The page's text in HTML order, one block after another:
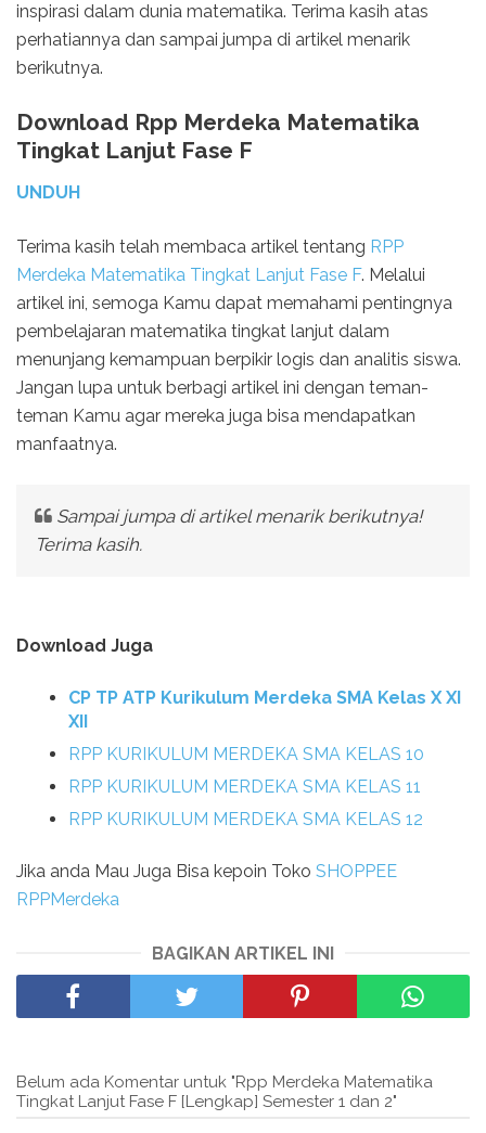
inspirasi dalam dunia matematika. Terima kasih atas
perhatiannya dan sampai jumpa di artikel menarik
berikutnya.
Download Rpp Merdeka Matematika
Tingkat Lanjut Fase F
UNDUH
Terima kasih telah membaca artikel tentang RPP
Merdeka Matematika Tingkat Lanjut Fase F. Melalui
artikel ini, semoga Kamu dapat memahami pentingnya
pembelajaran matematika tingkat lanjut dalam
menunjang kemampuan berpikir logis dan analitis siswa.
Jangan lupa untuk berbagi artikel ini dengan teman-
teman Kamu agar mereka juga bisa mendapatkan
manfaatnya.
Sampai jumpa di artikel menarik berikutnya!
Terima kasih.
Download Juga
CP TP ATP Kurikulum Merdeka SMA Kelas X XI
XII
RPP KURIKULUM MERDEKA SMA KELAS 10
RPP KURIKULUM MERDEKA SMA KELAS 11
RPP KURIKULUM MERDEKA SMA KELAS 12
Jika anda Mau Juga Bisa kepoin Toko SHOPPEE
RPPMerdeka
BAGIKAN ARTIKEL INI
Belum ada Komentar untuk "Rpp Merdeka Matematika
Tingkat Lanjut Fase F [Lengkap] Semester 1 dan 2"